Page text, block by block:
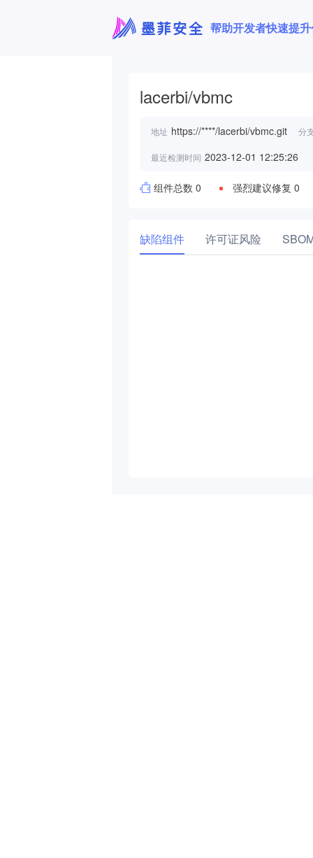
帮助开发者快速提
lacerbi/vbmc
地址 https://****/lacerbi/vbmc.git 分
最近检测时间 2023-12-01 12:25:26
组件总数 0 强烈建议修复 0
缺陷组件 许可证风险